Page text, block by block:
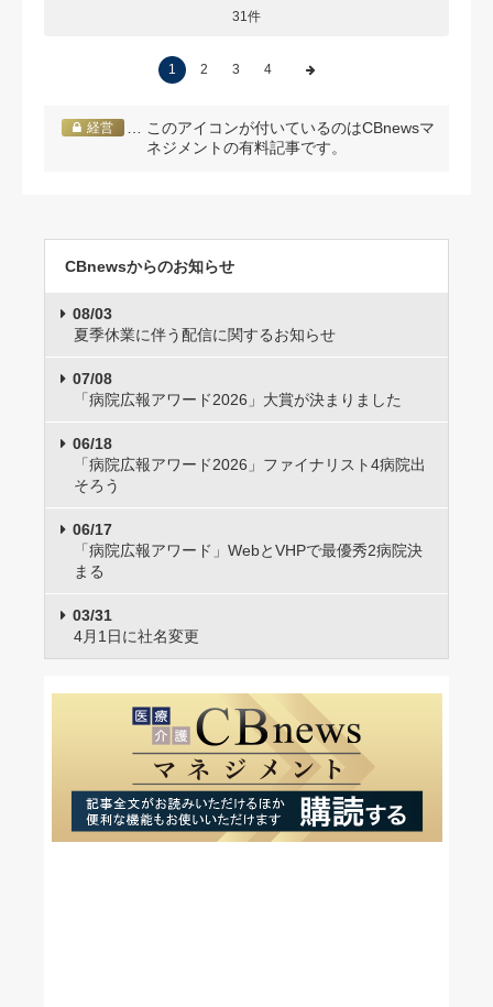
31件
1 2 3 4
経営
… このアイコンが付いているのはCBnewsマ
ネジメントの有料記事です。
CBnewsからのお知らせ
08/03
夏季休業に伴う配信に関するお知らせ
07/08
「病院広報アワード2026」大賞が決まりました
06/18
「病院広報アワード2026」ファイナリスト4病院出
そろう
06/17
「病院広報アワード」WebとVHPで最優秀2病院決
まる
03/31
4月1日に社名変更